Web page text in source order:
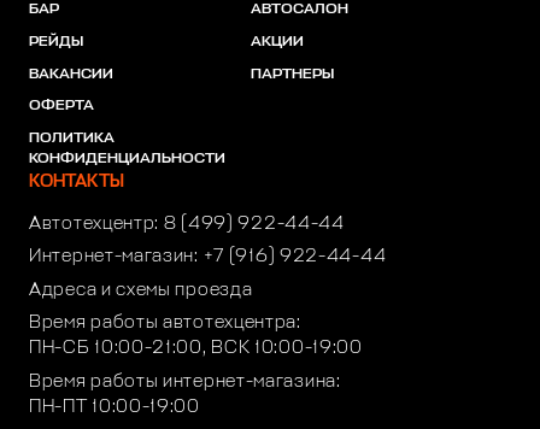
БАР
РЕЙДЫ
ВАКАНСИИ
ОФЕРТА
ПОЛИТИКА
КОНФИДЕНЦИАЛЬНОСТИ
АВТОСАЛОН
АКЦИИ
ПАРТНЕРЫ
КОНТАКТЫ
Автотехцентр: 8 (499) 922-44-44
Интернет-магазин: +7 (916) 922-44-44
Адреса и схемы проезда
Время работы автотехцентра:
ПН-СБ 10:00-21:00, ВСК 10:00-19:00
Время работы интернет-магазина:
ПН-ПТ 10:00-19:00